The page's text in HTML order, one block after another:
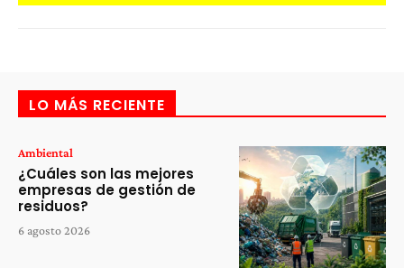
LO MÁS RECIENTE
Ambiental
¿Cuáles son las mejores
empresas de gestión de
residuos?
6 agosto 2026